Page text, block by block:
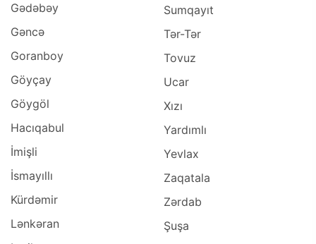
Gədəbəy
Gəncə
Goranboy
Göyçay
Göygöl
Hacıqabul
İmişli
İsmayıllı
Kürdəmir
Lənkəran
Sumqayıt
Tər-Tər
Tovuz
Ucar
Xızı
Yardımlı
Yevlax
Zaqatala
Zərdab
Şuşa